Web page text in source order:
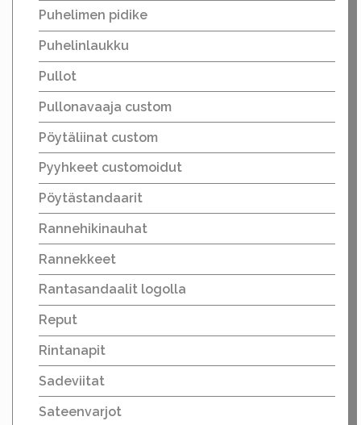
Puhelimen pidike
Puhelinlaukku
Pullot
Pullonavaaja custom
Pöytäliinat custom
Pyyhkeet customoidut
Pöytästandaarit
Rannehikinauhat
Rannekkeet
Rantasandaalit logolla
Reput
Rintanapit
Sadeviitat
Sateenvarjot